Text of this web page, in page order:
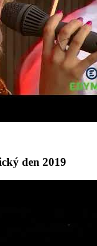
den 2019